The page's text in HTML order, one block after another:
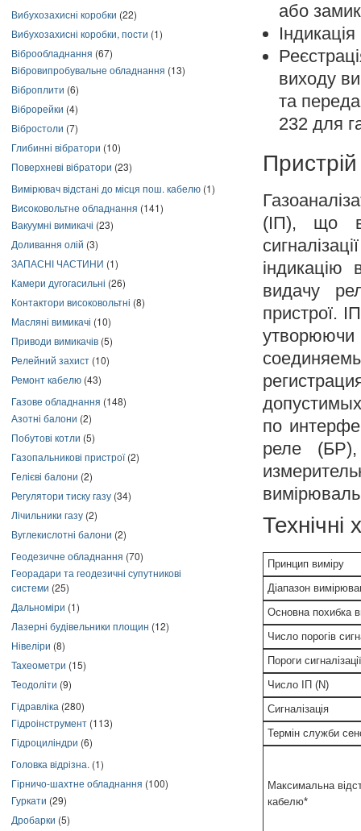
Вибухозахисні коробки (22)
Вибухозахисні коробки, пости (1)
Віброобладнання (67)
Вібровипробувальне обладнання (13)
Віброплити (6)
Віброрейки (4)
Вібростоли (7)
Глибинні вібратори (10)
Поверхневі вібратори (23)
Вимірювач відстані до місця пош. кабелю (1)
Високовольтне обладнання (141)
Вакуумні вимикачі (23)
Доливання олій (3)
ЗАПАСНІ ЧАСТИНИ (1)
Камери дугогасильні (26)
Контактори високовольтні (8)
Масляні вимикачі (10)
Приводи вимикачів (5)
Релейний захист (10)
Ремонт кабелю (43)
Газове обладнання (148)
Азотні балони (2)
Побутові котли (5)
Газопальникові пристрої(2)
Гелієві балони (2)
Регулятори тиску газу (34)
Лічильники газу (2)
Вуглекислотні балони (2)
Геодезичне обладнання (70)
Георадари та геодезичні супутникові
системи (25)
Дальноміри (1)
Лазерні будівельники площин (12)
Нівеліри (8)
Тахеометри (15)
Теодоліти (9)
Гідравліка (280)
Гідроінструмент (113)
Гідроциліндри (6)
Головка відрізна. (1)
Гірничо-шахтне обладнання (100)
Гуркати (29)
Дробарки (5)
або
виходу
та
232 для
Пристрій
(ІП), що
індикацію
видачу
пристрої.
по
реле
Технічні
Принцип виміру
Діапазон
Основна похибка
Число порогів
Пороги
Число ІП (N)
Сигналізація
Термін служби
Максимальна
кабелю*